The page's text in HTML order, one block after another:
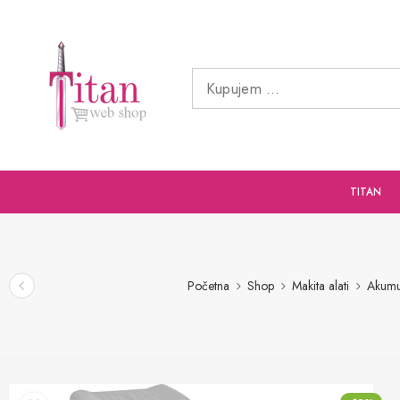
TITAN
Početna Shop Makita alati